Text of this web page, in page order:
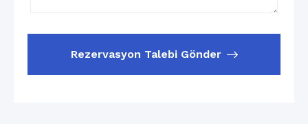
Rezervasyon Talebi Gönder